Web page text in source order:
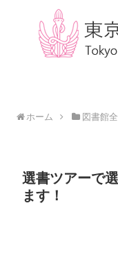
ホーム 図書館
選書ツアーで
ます！